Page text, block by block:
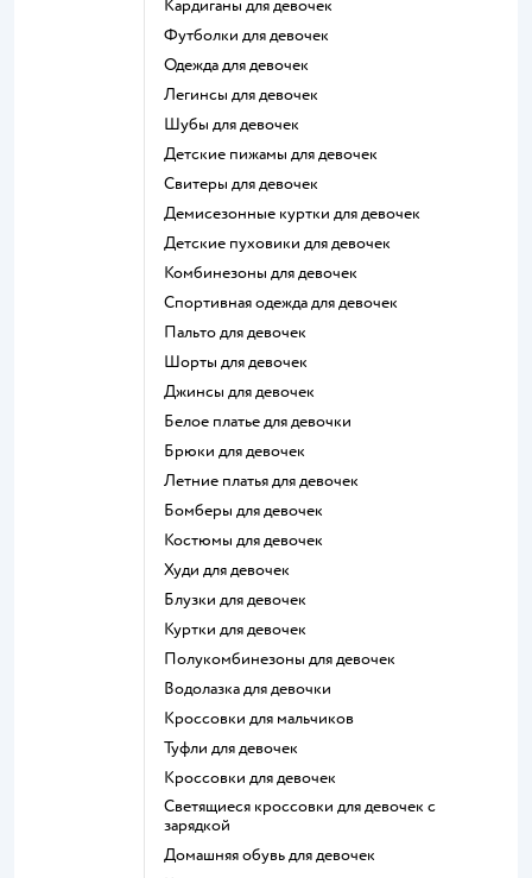
Кардиганы для девочек
Футболки для девочек
Одежда для девочек
Легинсы для девочек
Шубы для девочек
Детские пижамы для девочек
Свитеры для девочек
Демисезонные куртки для девочек
Детские пуховики для девочек
Комбинезоны для девочек
Спортивная одежда для девочек
Пальто для девочек
Шорты для девочек
Джинсы для девочек
Белое платье для девочки
Брюки для девочек
Летние платья для девочек
Бомберы для девочек
Костюмы для девочек
Худи для девочек
Блузки для девочек
Куртки для девочек
Полукомбинезоны для девочек
Водолазка для девочки
Кроссовки для мальчиков
Туфли для девочек
Кроссовки для девочек
Светящиеся кроссовки для девочек с
зарядкой
Домашняя обувь для девочек